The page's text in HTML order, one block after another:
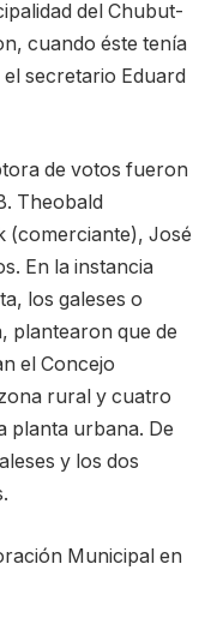
del Chubut-
cuando éste tenía
secretario Eduard
de votos fueron
Theobald
(comerciante), José
En la instancia
los galeses o
plantearon que de
el Concejo
rural y cuatro
planta urbana. De
y los dos
Municipal en